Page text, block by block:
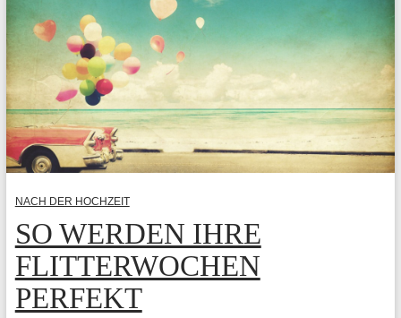
NACH DER HOCHZEIT
SO WERDEN IHRE
FLITTERWOCHEN
PERFEKT